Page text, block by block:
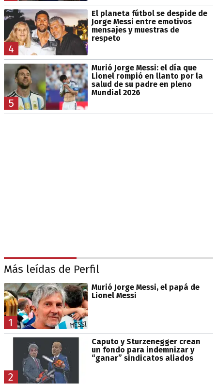
4
El planeta fútbol se despide de
Jorge Messi entre emotivos
mensajes y muestras de
respeto
5
Murió Jorge Messi: el día que
Lionel rompió en llanto por la
salud de su padre en pleno
Mundial 2026
Más leídas de Perfil
1
Murió Jorge Messi, el papá de
Lionel Messi
2
Caputo y Sturzenegger crean
un fondo para indemnizar y
“ganar” sindicatos aliados